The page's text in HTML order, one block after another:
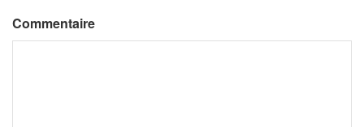
Commentaire